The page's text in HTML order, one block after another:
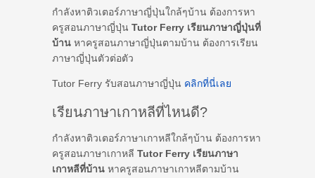
กำลังหาติวเตอร์ภาษาญี่ปุ่นใกล้ๆบ้าน ต้องการหา
ครูสอนภาษาญี่ปุ่น Tutor Ferry เรียนภาษาญี่ปุ่นที่
บ้าน หาครูสอนภาษาญี่ปุ่นตามบ้าน ต้องการเรียน
ภาษาญี่ปุ่นตัวต่อตัว
Tutor Ferry รับสอนภาษาญี่ปุ่น คลิกที่นี่เลย
เรียนภาษาเกาหลีที่ไหนดี?
กำลังหาติวเตอร์ภาษาเกาหลีใกล้ๆบ้าน ต้องการหา
ครูสอนภาษาเกาหลี Tutor Ferry เรียนภาษา
เกาหลีที่บ้าน หาครูสอนภาษาเกาหลีตามบ้าน